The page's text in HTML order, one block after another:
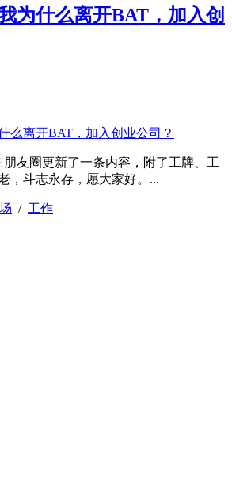
为什么离开BAT，加入创
朋友圈更新了一条内容，附了工牌、工
，斗志永存，愿大家好。...
/ 工作